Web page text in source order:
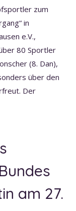
zum
in
e.V.,
80 Sportler
(8. Dan),
über den
Der
am 27.